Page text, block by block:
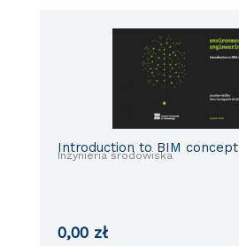
Inżynieria środowiska
Introduction to BIM concept
0,00 zł